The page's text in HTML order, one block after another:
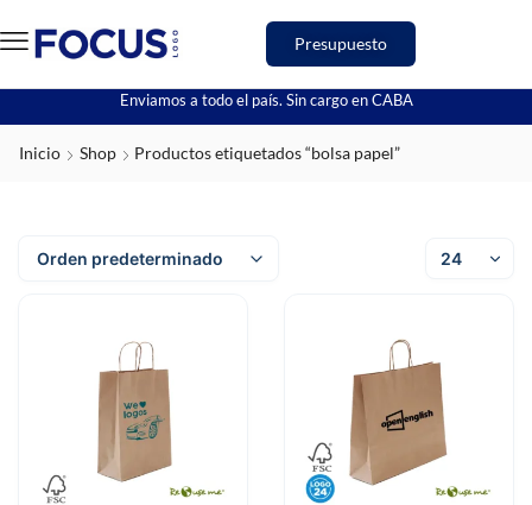
Presupuesto
Enviamos a todo el país. Sin cargo en CABA
Inicio Shop Productos etiquetados “bolsa papel”